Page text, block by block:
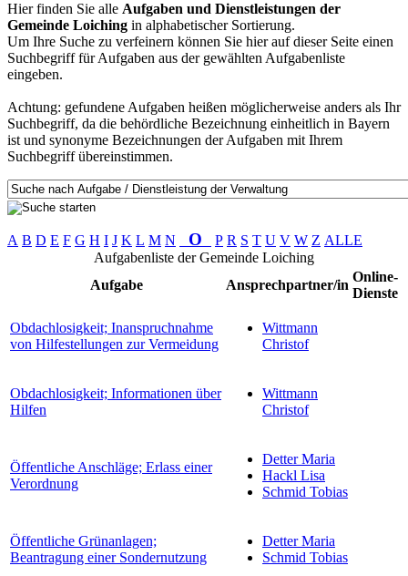
Hier finden Sie alle Aufgaben und Dienstleistungen der
Gemeinde Loiching in alphabetischer Sortierung.
Um Ihre Suche zu verfeinern können Sie hier auf dieser Seite einen
Suchbegriff für Aufgaben aus der gewählten Aufgabenliste
eingeben.
Achtung: gefundene Aufgaben heißen möglicherweise anders als Ihr
Suchbegriff, da die behördliche Bezeichnung einheitlich in Bayern
ist und synonyme Bezeichnungen der Aufgaben mit Ihrem
Suchbegriff übereinstimmen.
A B D E F G H I J K L M N O P R S T U V W Z ALLE
Aufgabenliste der Gemeinde Loiching
Aufgabe
Ansprechpartner/in
Online-
Dienste
Obdachlosigkeit; Inanspruchnahme
von Hilfestellungen zur Vermeidung
Wittmann
Christof
Obdachlosigkeit; Informationen über
Hilfen
Wittmann
Christof
Öffentliche Anschläge; Erlass einer
Verordnung
Detter Maria
Hackl Lisa
Schmid Tobias
Öffentliche Grünanlagen;
Beantragung einer Sondernutzung
Detter Maria
Schmid Tobias